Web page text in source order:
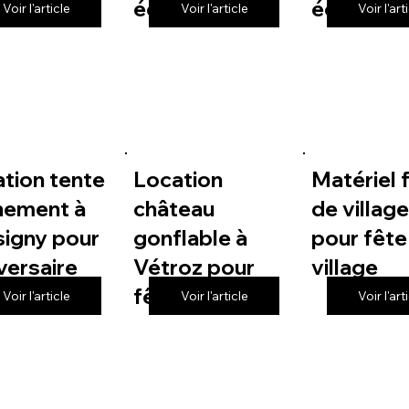
village
Voir l'article
écoleVoir l'article
écoleVoir
tente
à
pour
Voir l'article
Location
château
gonflable à
Vétroz pour
fête de village
Voir l'article
Matériel
de
pour
village
Voir